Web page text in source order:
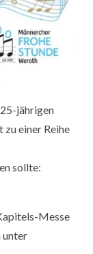
jährigen
zu einer Reihe
sollte:
Messe
unter